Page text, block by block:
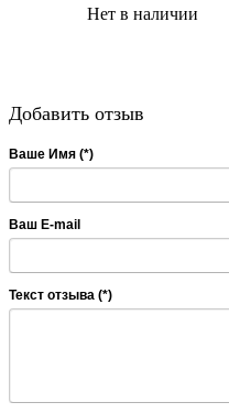
Нет в наличии
Добавить отзыв
Ваше Имя (*)
Ваш E-mail
Текст отзыва (*)